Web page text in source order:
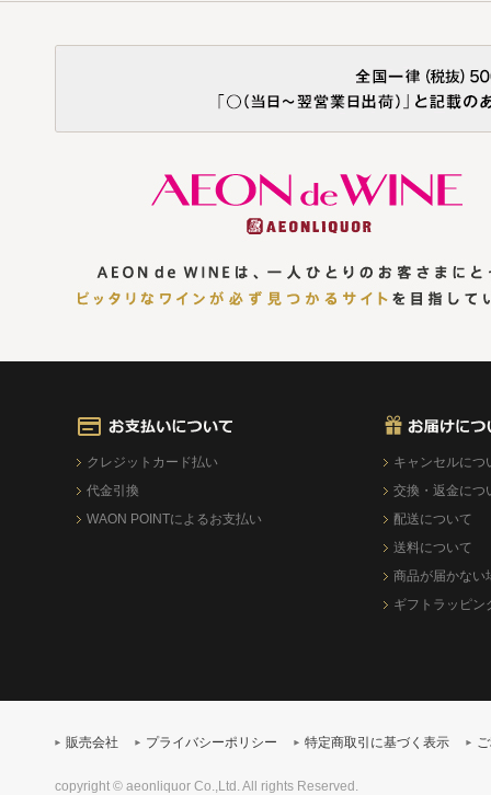
クレジットカード払い
代金引換
WAON POINTによるお支払い
キャンセルにつ
交換・返金につ
配送について
送料について
商品が届かない
ギフトラッピン
販売会社 プライバシーポリシー 特定商取引に基づく表示
copyright © aeonliquor Co.,Ltd. All rights Reserved.